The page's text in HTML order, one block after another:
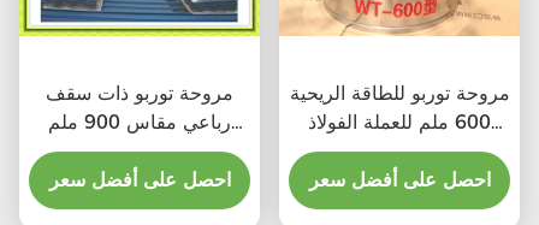
مروحة توربو ذات سقف
رباعي مقاس 900 ملم
للصلب المقاوم للصدأ
احصل على أفضل سعر
مروحة توربو للطاقة الريحية
600 ملم للعملة الفولاذ
المقاوم للصدأ
احصل على أفضل سعر